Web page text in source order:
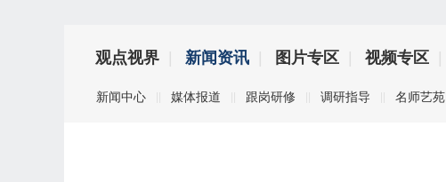
观点视界 新闻资讯 图片专区 视频专区
新闻中心 媒体报道 跟岗研修 调研指导 名师艺苑